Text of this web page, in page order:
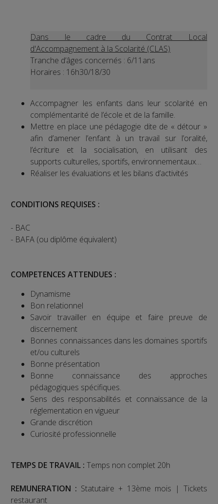
Dans le cadre du Contrat Local
d'Accompagnement à la Scolarité (CLAS)
Tranche d’âges concernés : 6/11ans
Horaires : 16h30/18/30
Accompagner les enfants dans leur scolarité en
complémentarité de l’école et de la famille.
Mettre en place une pédagogie dite de « détour »
afin d’amener l’enfant à un travail sur l’oralité,
l’écriture et la socialisation, en utilisant des
supports culturelles, sportifs, environnementaux…
Réaliser les évaluations et les bilans d’activités
CONDITIONS REQUISES :
- BAC
- BAFA (ou diplôme équivalent)
COMPETENCES ATTENDUES :
Dynamisme
Bon relationnel
Savoir travailler en équipe et faire preuve de
discernement
Bonnes connaissances dans les domaines sportifs
et/ou culturels
Bonne présentation
Bonne connaissance des approches
pédagogiques spécifiques.
Sens des responsabilités et connaissance de la
réglementation en vigueur
Grande discrétion
Curiosité professionnelle
TEMPS DE TRAVAIL : Temps non complet 20h
REMUNERATION : Statutaire + 13ème mois | Tickets
restaurant